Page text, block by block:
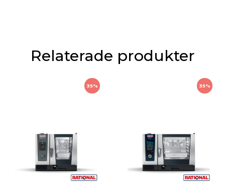
Anslutningsvärde : 67,9 kW
Relaterade produkter
35% 35%